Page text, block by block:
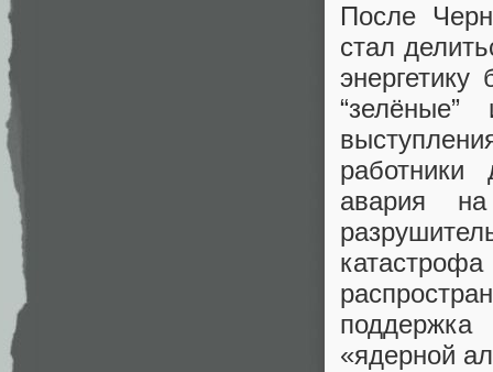
После
стал
авария
поддержка
«ядерной